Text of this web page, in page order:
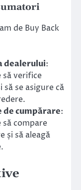
de Buy Back
dealerului:
verifice
se asigure că
de cumpărare:
compare
și să aleagă